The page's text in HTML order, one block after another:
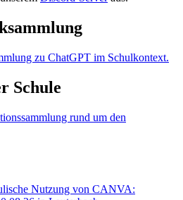
zu ChatGPT im Schulkontext.
Schule
rund um den
Nutzung von CANVA: